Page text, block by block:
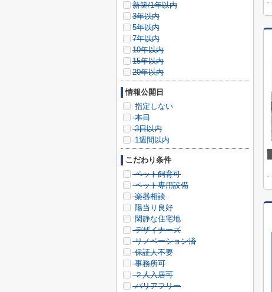
新築/1年以内
3年以内
5年以内
7年以内
10年以内
15年以内
20年以内
情報公開日
指定しない
本日
3日以内
1週間以内
こだわり条件
ペット飼育可
ペット専用設備
楽器相談
陽当り良好
閑静な住宅地
デザイナーズ
リノベーション済
保証人不要
事務所可
２人入居可
バリアフリー